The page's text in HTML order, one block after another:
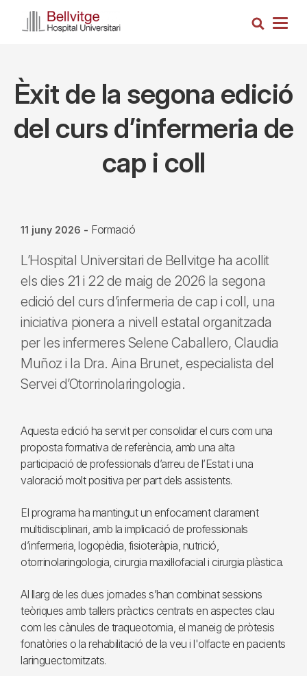
Cerca
Èxit de la segona edició
del curs d’infermeria de
cap i coll
11 juny 2026 - Formació
L’Hospital Universitari de Bellvitge ha acollit
els dies 21 i 22 de maig de 2026 la segona
edició del curs d’infermeria de cap i coll, una
iniciativa pionera a nivell estatal organitzada
per les infermeres Selene Caballero, Claudia
Muñoz i la Dra. Aina Brunet, especialista del
Servei d’Otorrinolaringologia.
Aquesta edició ha servit per consolidar el curs com una
proposta formativa de referència, amb una alta
participació de professionals d’arreu de l’Estat i una
valoració molt positiva per part dels assistents.
El programa ha mantingut un enfocament clarament
multidisciplinari, amb la implicació de professionals
d’infermeria, logopèdia, fisioteràpia, nutrició,
otorrinolaringologia, cirurgia maxil·lofacial i cirurgia plàstica.
Al llarg de les dues jornades s’han combinat sessions
teòriques amb tallers pràctics centrats en aspectes clau
com les cànules de traqueotomia, el maneig de pròtesis
fonatòries o la rehabilitació de la veu i l'olfacte en pacients
laringuectomitzats.